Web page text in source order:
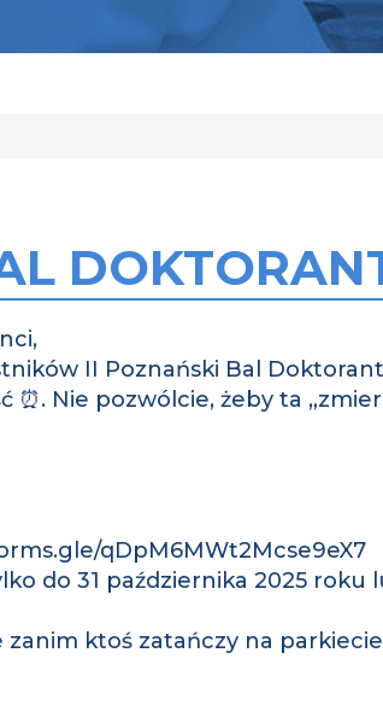
II Poznański Bal
⏰. Nie pozwólcie, żeby ta
qDpM6MWt2Mcse9eX7
do 31 października 2025
ktoś zatańczy na parkiecie